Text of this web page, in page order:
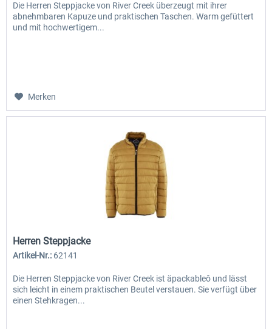
Die Herren Steppjacke von River Creek überzeugt mit ihrer
abnehmbaren Kapuze und praktischen Taschen. Warm gefüttert
und mit hochwertigem...
Merken
Herren Steppjacke
Artikel-Nr.: 62141
Die Herren Steppjacke von River Creek ist äpackableô und lässt
sich leicht in einem praktischen Beutel verstauen. Sie verfügt über
einen Stehkragen...